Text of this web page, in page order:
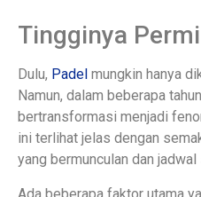
Tingginya
Dulu, Padel mungkin hanya
Namun, dalam beberapa
bertransformasi menjadi
ini terlihat jelas dengan
yang bermunculan dan